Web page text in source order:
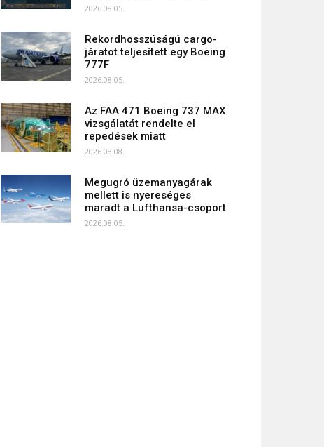
2026.08.05.
Rekordhosszúságú cargo-
járatot teljesített egy Boeing
777F
2026.08.05.
Az FAA 471 Boeing 737 MAX
vizsgálatát rendelte el
repedések miatt
2026.08.08.
Megugró üzemanyagárak
mellett is nyereséges
maradt a Lufthansa-csoport
2026.08.05.